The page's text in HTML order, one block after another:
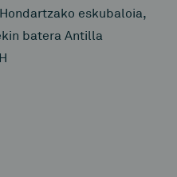
eskubaloia,
batera Antilla